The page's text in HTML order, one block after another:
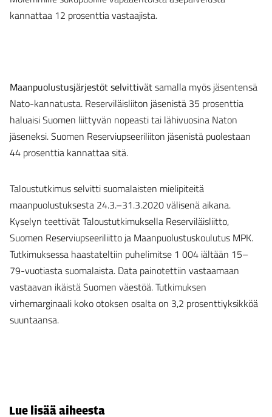
kannattaa 12 prosenttia vastaajista.
Maanpuolustusjärjestöt selvittivätsamalla myös jäsentensä
Nato-kannatusta. Reserviläisliiton jäsenistä 35 prosenttia
haluaisi Suomen liittyvän nopeasti tai lähivuosina Naton
jäseneksi. Suomen Reserviupseeriliiton jäsenistä puolestaan
44 prosenttia kannattaa sitä.
Taloustutkimus selvitti suomalaisten mielipiteitä
maanpuolustuksesta 24.3.–31.3.2020 välisenä aikana.
Kyselyn teettivät Taloustutkimuksella Reserviläisliitto,
Suomen Reserviupseeriliitto ja Maanpuolustuskoulutus MPK.
Tutkimuksessa haastateltiin puhelimitse 1 004 iältään 15–
79-vuotiasta suomalaista. Data painotettiin vastaamaan
vastaavan ikäistä Suomen väestöä. Tutkimuksen
virhemarginaali koko otoksen osalta on 3,2 prosenttiyksikköä
suuntaansa.
Lue lisää aiheesta